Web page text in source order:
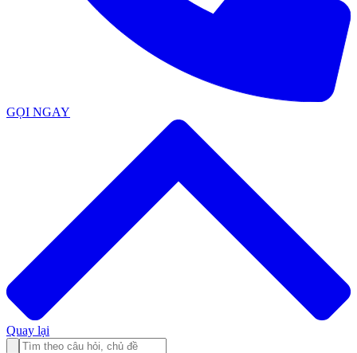
GỌI NGAY
Quay lại